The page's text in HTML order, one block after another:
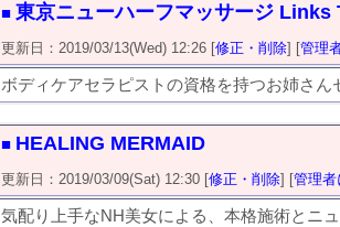
■ 東京ニューハーフマッサージ Links
更新日：2019/03/13(Wed) 12:26 [修正・削除] [管理
ボディケアセラピストの資格を持つお姉さ
■ HEALING MERMAID
更新日：2019/03/09(Sat) 12:30 [修正・削除] [管理者
気配り上手なNH美女による、本格施術とニ